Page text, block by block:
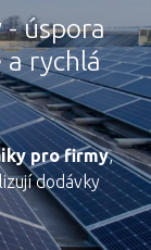
- úspora
a rychlá
pro firmy,
dodávky